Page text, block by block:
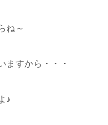
ね～
ますから・・・
♪